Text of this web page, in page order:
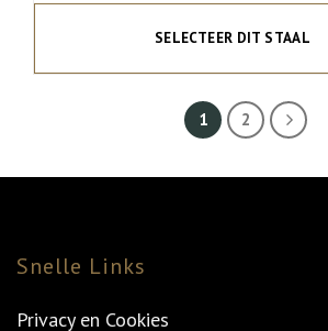
SELECTEER DIT STAAL
1 2
Snelle Links
Privacy en Cookies